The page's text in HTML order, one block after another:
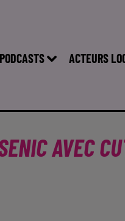
PODCASTS ACTEURS
AVEC